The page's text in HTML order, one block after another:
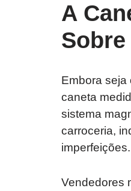
A
Embora seja
caneta
sistema
carroceria,
imperfeições.
Vendedores